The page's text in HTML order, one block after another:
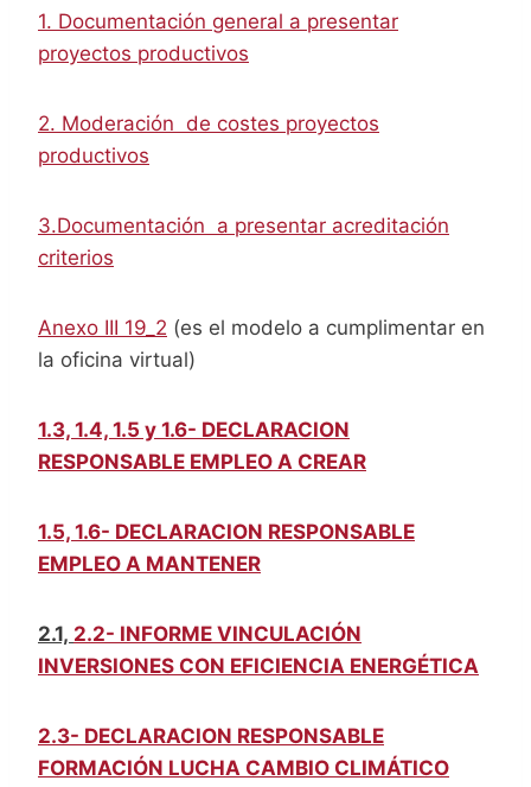
1. Documentación general a presentar
proyectos productivos
2. Moderación de costes proyectos
productivos
3.Documentación a presentar acreditación
criterios
Anexo III 19_2 (es el modelo a cumplimentar en
la oficina virtual)
1.3, 1.4, 1.5 y 1.6- DECLARACION
RESPONSABLE EMPLEO A CREAR
1.5, 1.6- DECLARACION RESPONSABLE
EMPLEO A MANTENER
2.1, 2.2- INFORME VINCULACIÓN
INVERSIONES CON EFICIENCIA ENERGÉTICA
2.3- DECLARACION RESPONSABLE
FORMACIÓN LUCHA CAMBIO CLIMÁTICO